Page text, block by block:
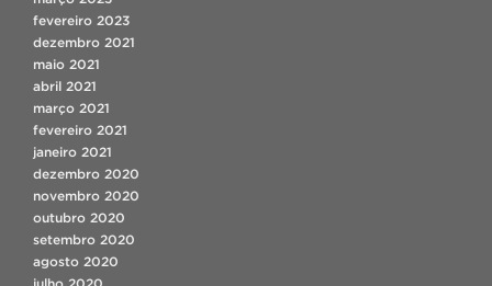
fevereiro 2023
dezembro 2021
maio 2021
abril 2021
março 2021
fevereiro 2021
janeiro 2021
dezembro 2020
novembro 2020
outubro 2020
setembro 2020
agosto 2020